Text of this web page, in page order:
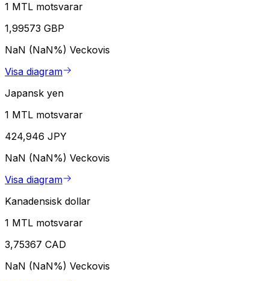
1 MTL motsvarar
1,99573 GBP
NaN (NaN%) Veckovis
Visa diagram
Japansk yen
1 MTL motsvarar
424,946 JPY
NaN (NaN%) Veckovis
Visa diagram
Kanadensisk dollar
1 MTL motsvarar
3,75367 CAD
NaN (NaN%) Veckovis